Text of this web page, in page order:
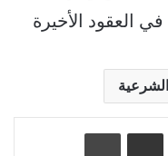
العقود الأخيرة
الشرعية
تيلقرام